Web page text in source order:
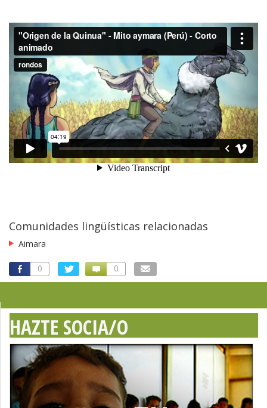
Comunidades lingüísticas relacionadas
Aimara
0 0
HAZTE SOCIA/O